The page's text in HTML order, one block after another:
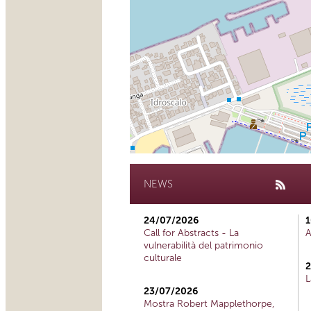
NEWS
24/07/2026
Call for Abstracts - La
vulnerabilità del patrimonio
culturale
23/07/2026
Mostra Robert Mapplethorpe,